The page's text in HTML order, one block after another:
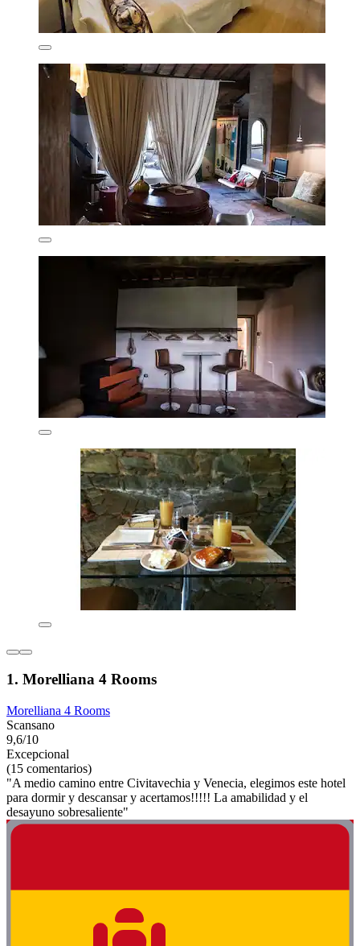
1. Morelliana 4 Rooms
Morelliana 4 Rooms
Scansano
9,6/10
Excepcional
(15 comentarios)
"A medio camino entre Civitavechia y Venecia, elegimos este hotel
para dormir y descansar y acertamos!!!!! La amabilidad y el
desayuno sobresaliente"